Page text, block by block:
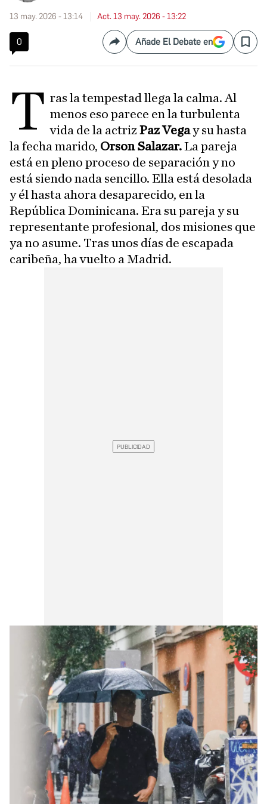
13 may. 2026 - 13:14 Act. 13 may. 2026 - 13:22
0 CompartirAñade El Debate en Save
T ras la tempestad llega la calma. Al
menos eso parece en la turbulenta
vida de la actrizPaz Vegay su hasta
la fecha marido, Orson Salazar.La pareja
está en pleno proceso de separación y no
está siendo nada sencillo. Ella está desolada
y él hasta ahora desaparecido, en la
República Dominicana. Era su pareja y su
representante profesional, dos misiones que
ya no asume. Tras unos días de escapada
caribeña, ha vuelto a Madrid.